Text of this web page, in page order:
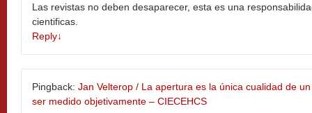
Las revistas no deben desaparecer, esta es una
cientificas.
Reply↓
Pingback: Jan Velterop / La apertura es la única cualidad de
ser medido objetivamente – CIECEHCS